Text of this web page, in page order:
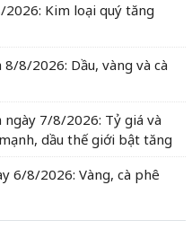
Kim loại quý tăng
8/2026: Dầu, vàng và cà
7/8/2026: Tỷ giá và
dầu thế giới bật tăng
6/8/2026: Vàng, cà phê